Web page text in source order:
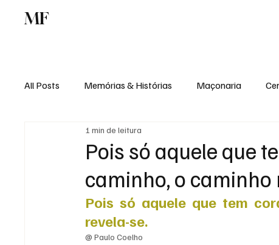
MF
All Posts Memórias & Histórias Maçonaria
Rádio Digital
Pois só aquele que
caminho, o caminho
1 min de leitura
Pois só aquele que tem
revela-se.
@ Paulo Coelho